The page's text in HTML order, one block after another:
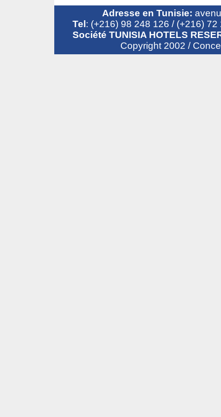
Adresse en Tunisie:
Tel : (+216) 98 248 126 / (+216)
Société TUNISIA HOTELS
Copyright 2002 /